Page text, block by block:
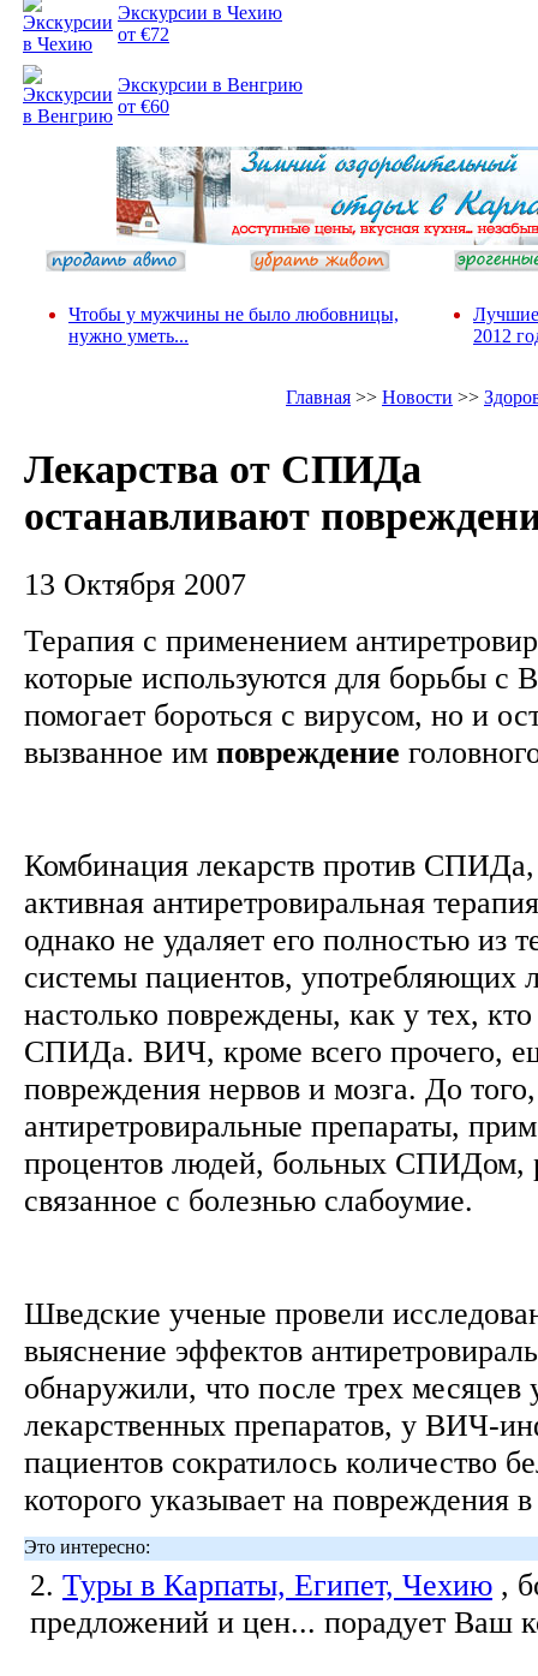
Экскурсии в Чехию
от €72
Экскурсии в Венгрию
от €60
Чтобы у мужчины не было любовницы,
нужно уметь...
Лучшие
2012
Главная >> Новости >>
Лекарства от СПИДа
останавливают
13 Октября 2007
Терапия с применением
которые используются для борьбы с
помогает бороться с вирусом, но и
вызванное им повреждение
Комбинация лекарств против СПИДа,
активная антиретровиральная
однако не удаляет его полностью из
системы пациентов, употребляющих
настолько повреждены, как у тех, кто
СПИДа. ВИЧ, кроме всего прочего,
повреждения нервов и мозга. До
антиретровиральные препараты,
процентов людей, больных СПИДом,
связанное с болезнью слабоумие.
Шведские ученые провели
выяснение эффектов
обнаружили, что после трех месяцев
лекарственных препаратов, у ВИЧ-
пациентов сократилось количество
которого указывает на повреждения
Это интересно:
2. Туры в Карпаты, Египет, Чехию ,
предложений и цен... порадует Ваш